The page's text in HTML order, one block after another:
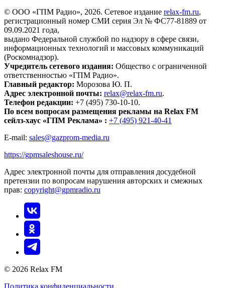
© ООО «ГПМ Радио», 2026. Сетевое издание relax-fm.ru,
регистрационный номер СМИ серия Эл № ФС77-81889 от
09.09.2021 года,
выдано Федеральной службой по надзору в сфере связи,
информационных технологий и массовых коммуникаций
(Роскомнадзор).
Учредитель сетевого издания: Общество с ограниченной
ответственностью «ГПМ Радио».
Главный редактор: Морозова Ю. П.
Адрес электронной почты: relax@relax-fm.ru.
Телефон редакции: +7 (495) 730-10-10.
По всем вопросам размещения рекламы на Relax FM
сейлз-хаус «ГПМ Реклама» : +7 (495) 921-40-41
E-mail: sales@gazprom-media.ru
https://gpmsaleshouse.ru/
Адрес электронной почты для отправления досудебной
претензии по вопросам нарушения авторских и смежных
прав: copyright@gpmradio.ru
© 2026 Relax FM